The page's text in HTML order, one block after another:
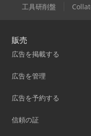
工具研削盤
販売
広告を掲載する
広告を管理
広告を予約する
信頼の証